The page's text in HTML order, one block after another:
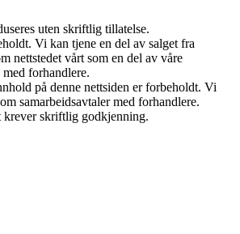
uten skriftlig tillatelse.
Vi kan tjene en del av salget fra
nettstedet vårt som en del av våre
forhandlere.
på denne nettsiden er forbeholdt. Vi
samarbeidsavtaler med forhandlere.
krever skriftlig godkjenning.